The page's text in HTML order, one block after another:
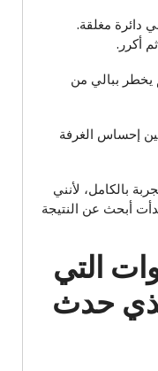
دائرة مغلقة.
أكرر.
ببالي من
إحساس الغرفة
بالكامل، لأنني
أبحث عن النتيجة
التي
حدث